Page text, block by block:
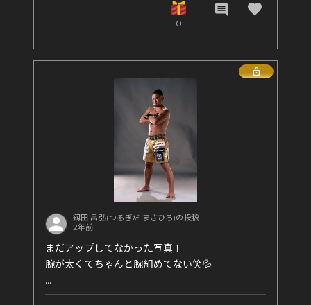
アメフト #闘うビジネスマン
0
comment favorite
1
釼田 昌弘(つるぎだ まさひろ)の投稿
2年前
まだアップしてなかった写真！
腕が太くてちゃんと腕組めてない笑💦
Lock